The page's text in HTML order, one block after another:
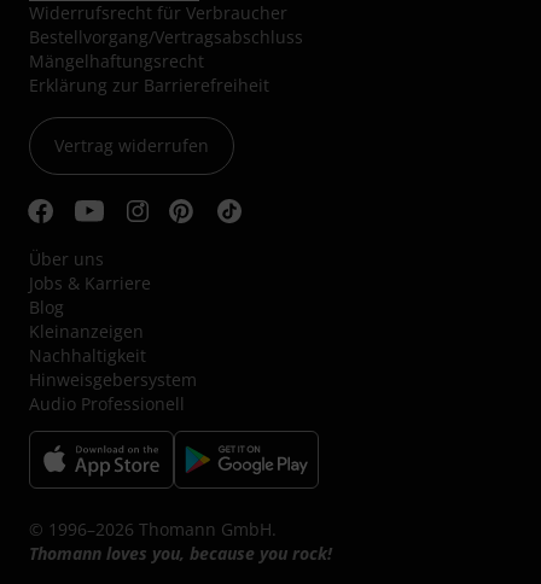
Widerrufsrecht für Verbraucher
Bestellvorgang/Vertragsabschluss
Mängelhaftungsrecht
Erklärung zur Barrierefreiheit
Vertrag widerrufen
Über uns
Jobs & Karriere
Blog
Kleinanzeigen
Nachhaltigkeit
Hinweisgebersystem
Audio Professionell
© 1996–2026 Thomann GmbH.
Thomann loves you, because you rock!